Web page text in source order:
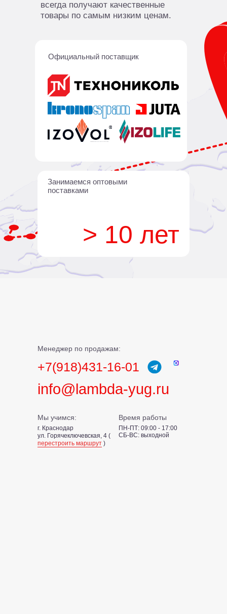
> 10 лет
Занимаемся оптовыми
поставками
Официальный поставщик
всегда получают качественные
товары по самым низким ценам.
Менеджер по продажам:
Мы учимся: Время работы
+7(918)431-16-01
info@lambda-yug.ru
г. Краснодар
ул. Горячеключевская, 4 (
перестроить маршрут )
ПН-ПТ: 09:00 - 17:00
СБ-ВС: выходной